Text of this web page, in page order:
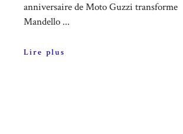
anniversaire de Moto Guzzi transforme
Mandello ...
Lire plus